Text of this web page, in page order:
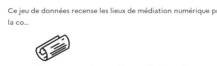
Ce jeu de données recense les lieux de médiation
la co…